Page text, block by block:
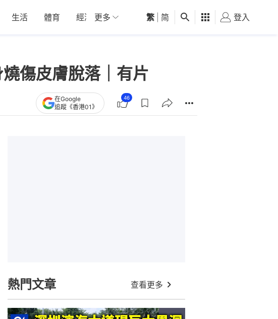
生活 體育 經濟 01深圳 觀點 健康 好食玩飛
更多 繁 简 登入
傷皮膚脫落｜有片
在Google
追蹤《香港01》
46
熱門文章 查看更多